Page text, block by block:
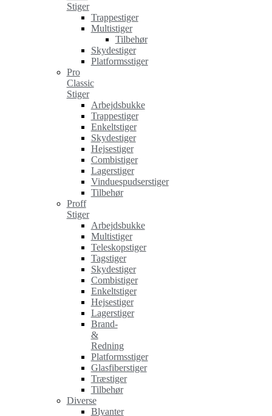
Stiger
Trappestiger
Multistiger
Tilbehør
Skydestiger
Platformsstiger
Pro
Classic
Stiger
Arbejdsbukke
Trappestiger
Enkeltstiger
Skydestiger
Hejsestiger
Combistiger
Lagerstiger
Vinduespudserstiger
Tilbehør
Proff
Stiger
Arbejdsbukke
Multistiger
Teleskopstiger
Tagstiger
Skydestiger
Combistiger
Enkeltstiger
Hejsestiger
Lagerstiger
Brand-
&
Redning
Platformsstiger
Glasfiberstiger
Træstiger
Tilbehør
Diverse
Blyanter